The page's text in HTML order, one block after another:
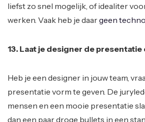
liefst zo snel mogelijk, of idealiter
werken. Vaak heb je daargeen
13. Laat je designer de
Heb je een designer in jouw team,
presentatie vorm te geven. De
mensen en een mooie presentatie
dan een paar droge bullets in een